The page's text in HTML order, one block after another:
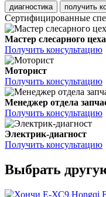
диагностика получить
Сертифицированные
Мастер слесарного цеха
Получить консультацию
Моторист
Получить консультацию
Менеджер отдела
Получить консультацию
Электрик-диагност
Получить консультацию
Выбрать
Hongqi